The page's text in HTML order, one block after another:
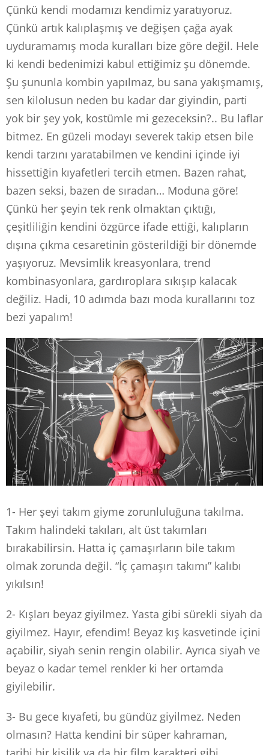
Çünkü kendi modamızı kendimiz yaratıyoruz.
Çünkü artık kalıplaşmış ve değişen çağa ayak
uyduramamış moda kuralları bize göre değil. Hele
ki kendi bedenimizi kabul ettiğimiz şu dönemde.
Şu şununla kombin yapılmaz, bu sana yakışmamış,
sen kilolusun neden bu kadar dar giyindin, parti
yok bir şey yok, kostümle mi gezeceksin?.. Bu laflar
bitmez. En güzeli modayı severek takip etsen bile
kendi tarzını yaratabilmen ve kendini içinde iyi
hissettiğin kıyafetleri tercih etmen. Bazen rahat,
bazen seksi, bazen de sıradan… Moduna göre!
Çünkü her şeyin tek renk olmaktan çıktığı,
çeşitliliğin kendini özgürce ifade ettiği, kalıpların
dışına çıkma cesaretinin gösterildiği bir dönemde
yaşıyoruz. Mevsimlik kreasyonlara, trend
kombinasyonlara, gardıroplara sıkışıp kalacak
değiliz. Hadi, 10 adımda bazı moda kurallarını toz
bezi yapalım!
1- Her şeyi takım giyme zorunluluğuna takılma.
Takım halindeki takıları, alt üst takımları
bırakabilirsin. Hatta iç çamaşırların bile takım
olmak zorunda değil. “İç çamaşırı takımı” kalıbı
yıkılsın!
2- Kışları beyaz giyilmez. Yasta gibi sürekli siyah da
giyilmez. Hayır, efendim! Beyaz kış kasvetinde içini
açabilir, siyah senin rengin olabilir. Ayrıca siyah ve
beyaz o kadar temel renkler ki her ortamda
giyilebilir.
3- Bu gece kıyafeti, bu gündüz giyilmez. Neden
olmasın? Hatta kendini bir süper kahraman,